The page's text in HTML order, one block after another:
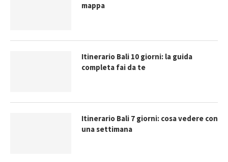
mappa
Itinerario Bali 10 giorni: la guida
completa fai da te
Itinerario Bali 7 giorni: cosa vedere con
una settimana